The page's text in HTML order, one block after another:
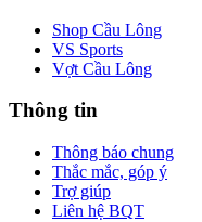
Shop Cầu Lông
VS Sports
Vợt Cầu Lông
Thông tin
Thông báo chung
Thắc mắc, góp ý
Trợ giúp
Liên hệ BQT